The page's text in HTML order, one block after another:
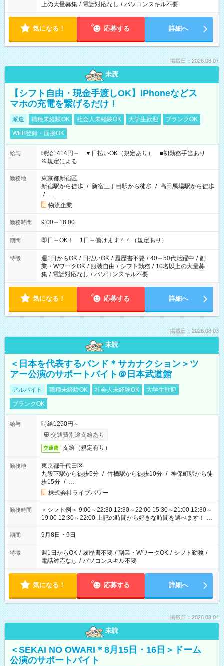
上の大量募集 / 電話対応なし / パソコンスキル不要
気になる！ 応募する 詳細へ
掲載日：2026.08.07
未読
【シフト自由・現金手渡しOK】iPhoneなどス
マホの充電を繋げるだけ！
派遣 職種未経験OK 社会人未経験OK 大学生歓迎
ブランクOK
WEB登録・面接OK
給与
時給1414円～ ▼日払いOK（規定あり） ■初勤務手当あり
※規定による
勤務地
東京都新宿区
新宿駅から徒歩 / 新宿三丁目駅から徒歩 / 高田馬場駅から徒歩
/ …
物流企業
勤務時間 9:00～18:00
期間 即日～OK！ 1日～働けます＾＾（規定あり）
特徴 週1日からOK / 日払いOK / 履歴書不要 / 40～50代活躍中 / 副
業・WワークOK / 服装自由 / シフト勤務 / 10名以上の大量募
集 / 電話対応なし / パソコンスキル不要
気になる！ 応募する 詳細へ
掲載日：2026.08.03
未読
＜日本を代表するバンド＊サカナクション＞ツ
アー公演のサポートバイト＠日本武道館
アルバイト 職種未経験OK 社会人未経験OK
大学生歓迎
ブランクOK
給与
時給1250円～
交通費別途支給あり
交通費 支給（規定有り）
勤務地
東京都千代田区
九段下駅から徒歩5分 / 竹橋駅から徒歩10分 / 神保町駅から徒
歩15分 / …
株式会社ライブパワー
勤務時間
＜シフト例＞ 9:00～22:30 12:30～22:00 15:30～21:00 12:30～
19:00 12:30～22:00 上記の時間から好きな時間を選べます！ ※
時間は変更となる可能性があります
期間 9月8日・9日
特徴 週1日からOK / 履歴書不要 / 副業・WワークOK / シフト勤務 /
電話対応なし / パソコンスキル不要
気になる！ 応募する 詳細へ
掲載日：2026.08.04
未読
＜SEKAI NO OWARI＊8月15日・16日＞ドーム
公演のサポートバイト